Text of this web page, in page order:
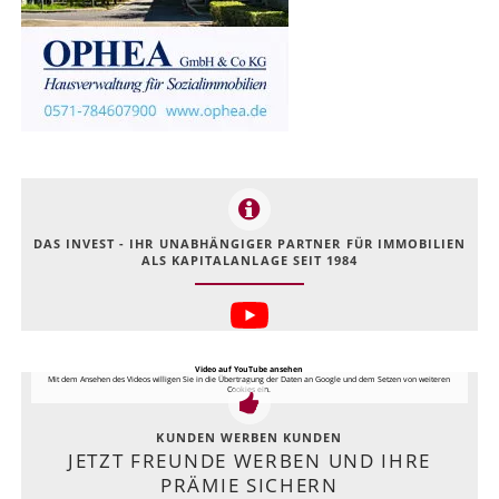
DAS INVEST - IHR UNABHÄNGIGER PARTNER FÜR IMMOBILIEN
ALS KAPITALANLAGE SEIT 1984
Video auf YouTube ansehen
Mit dem Ansehen des Videos willigen Sie in die Übertragung der Daten an Google und dem Setzen von weiteren
Cookies ein.
KUNDEN WERBEN KUNDEN
JETZT FREUNDE WERBEN UND IHRE
PRÄMIE SICHERN